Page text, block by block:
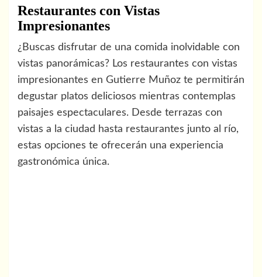
Restaurantes con Vistas
Impresionantes
¿Buscas disfrutar de una comida inolvidable con
vistas panorámicas? Los restaurantes con vistas
impresionantes en Gutierre Muñoz te permitirán
degustar platos deliciosos mientras contemplas
paisajes espectaculares. Desde terrazas con
vistas a la ciudad hasta restaurantes junto al río,
estas opciones te ofrecerán una experiencia
gastronómica única.